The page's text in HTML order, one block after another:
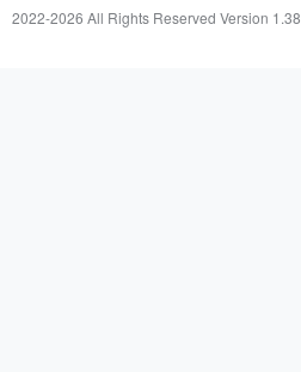
2022-2026 All Rights Reserved Version 1.38